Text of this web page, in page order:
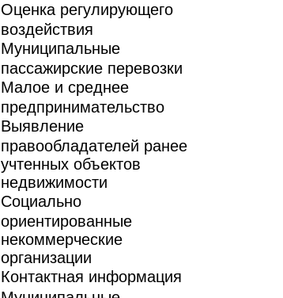
Оценка регулирующего
воздействия
Муниципальные
пассажирские перевозки
Малое и среднее
предпринимательство
Выявление
правообладателей ранее
учтенных объектов
недвижимости
Социально
ориентированные
некоммерческие
организации
Контактная информация